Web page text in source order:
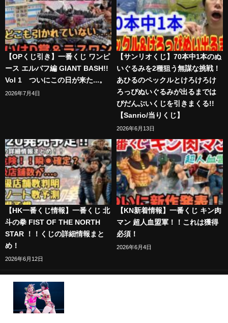
【OPくじ引き】一番くじ ワンピ
ース エルバフ編 GIANT BASH!!
Vol 1 ついにこの日が来た...。
2026年7月4日
【サンリオくじ】70本中1本のぬ
いぐるみを2種狙う無謀な挑戦！
あひるのペックルとけろけろけ
ろっぴぬいぐるみが出るまでは
ぴだんぶいくじを引きまくる!!
【Sanrio/当りくじ】
2026年6月13日
【HK一番くじ情報】一番くじ 北
斗の拳 FIST OF THE NORTH
STAR ！！くじの詳細情報まと
め！
2026年6月12日
【KN新着情報】一番くじ キン肉
マン 超人血盟軍！！これは獲得
必須！
2026年6月4日